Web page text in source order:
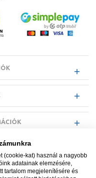
(cookie-kat) használ a nagyobb
adatainak elemzésére,
tartalom megjelenítésére és